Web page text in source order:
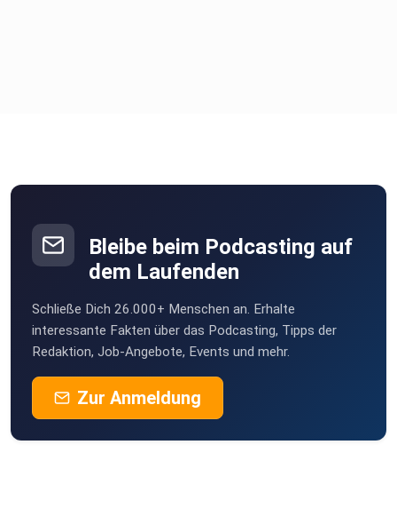
Bleibe beim Podcasting auf
dem Laufenden
Schließe Dich 26.000+ Menschen an. Erhalte
interessante Fakten über das Podcasting, Tipps der
Redaktion, Job-Angebote, Events und mehr.
Zur Anmeldung